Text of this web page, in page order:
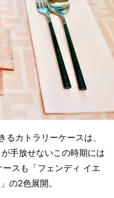
るカトラリーケースは、
手放せないこの時期には
スも「フェンディ イエ
の2色展開。